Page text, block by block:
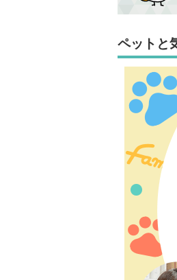
ペットと